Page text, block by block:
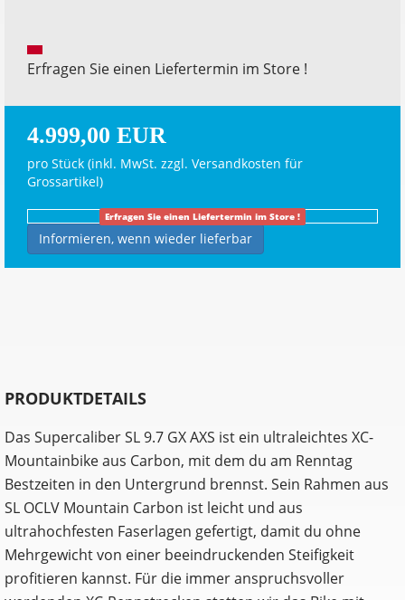
Erfragen Sie einen Liefertermin im Store !
4.999,00 EUR
pro Stück (inkl. MwSt. zzgl. Versandkosten für
Grossartikel)
Erfragen Sie einen Liefertermin im Store !
Informieren, wenn wieder lieferbar
PRODUKTDETAILS
Das Supercaliber SL 9.7 GX AXS ist ein ultraleichtes XC-
Mountainbike aus Carbon, mit dem du am Renntag
Bestzeiten in den Untergrund brennst. Sein Rahmen aus
SL OCLV Mountain Carbon ist leicht und aus
ultrahochfesten Faserlagen gefertigt, damit du ohne
Mehrgewicht von einer beeindruckenden Steifigkeit
profitieren kannst. Für die immer anspruchsvoller